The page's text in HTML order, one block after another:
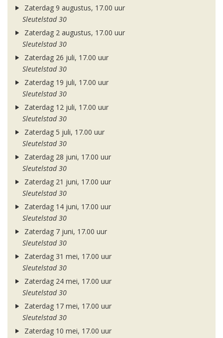
Zaterdag 9 augustus, 17.00 uur
Sleutelstad 30
Zaterdag 2 augustus, 17.00 uur
Sleutelstad 30
Zaterdag 26 juli, 17.00 uur
Sleutelstad 30
Zaterdag 19 juli, 17.00 uur
Sleutelstad 30
Zaterdag 12 juli, 17.00 uur
Sleutelstad 30
Zaterdag 5 juli, 17.00 uur
Sleutelstad 30
Zaterdag 28 juni, 17.00 uur
Sleutelstad 30
Zaterdag 21 juni, 17.00 uur
Sleutelstad 30
Zaterdag 14 juni, 17.00 uur
Sleutelstad 30
Zaterdag 7 juni, 17.00 uur
Sleutelstad 30
Zaterdag 31 mei, 17.00 uur
Sleutelstad 30
Zaterdag 24 mei, 17.00 uur
Sleutelstad 30
Zaterdag 17 mei, 17.00 uur
Sleutelstad 30
Zaterdag 10 mei, 17.00 uur